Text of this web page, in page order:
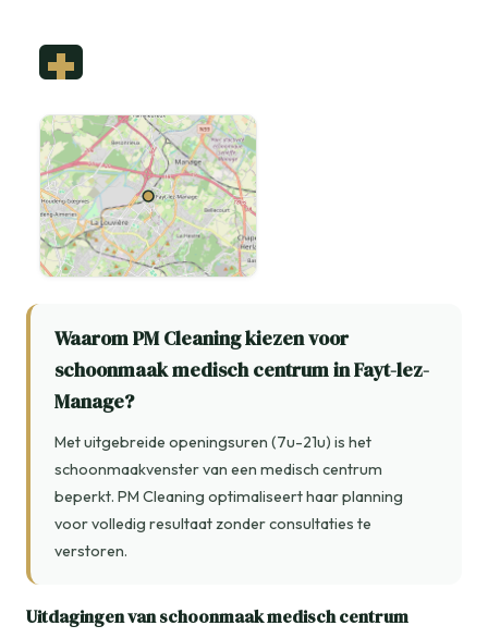
Waarom PM Cleaning kiezen voor
schoonmaak medisch centrum in Fayt-lez-
Manage?
Met uitgebreide openingsuren (7u-21u) is het
schoonmaakvenster van een medisch centrum
beperkt. PM Cleaning optimaliseert haar planning
voor volledig resultaat zonder consultaties te
verstoren.
Uitdagingen van schoonmaak medisch centrum